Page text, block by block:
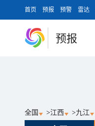
首页 预报 预警 雷达
预报
全国 >江西 >九江